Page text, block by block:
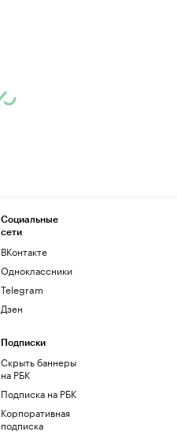
Социальные
сети
ВКонтакте
Одноклассники
Telegram
Дзен
Подписки
Скрыть баннеры
на РБК
Подписка на РБК
Корпоративная
подписка